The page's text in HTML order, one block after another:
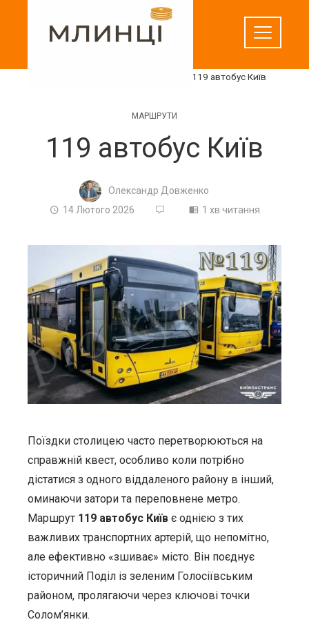
119 автобус Київ
МАРШРУТИ
119 автобус Київ
Олександр Довженко
14 Лютого 2026
1 хв читання
Поїздки столицею часто перетворюються на
справжній квест, особливо коли потрібно
дістатися з одного віддаленого району в інший,
оминаючи затори та переповнене метро.
Маршрут 119 автобус Київ є однією з тих
важливих транспортних артерій, що непомітно,
але ефективно «зшиває» місто. Він поєднує
історичний Поділ із зеленим Голосіївським
районом, пролягаючи через ключові точки
Солом’янки.